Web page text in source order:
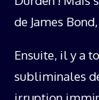
de James
Ensuite, il y a
subliminales